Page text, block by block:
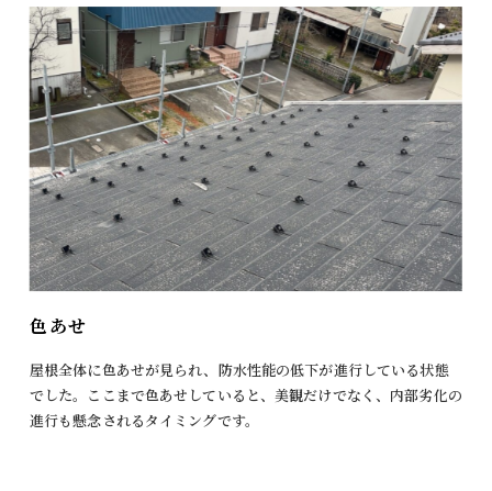
色あせ
屋根全体に色あせが見られ、防水性能の低下が進行している状態
でした。ここまで色あせしていると、美観だけでなく、内部劣化の
進行も懸念されるタイミングです。